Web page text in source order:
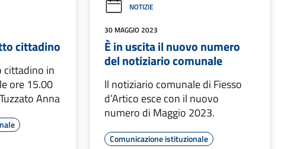
cittadino
cittadino in
ore 15.00
Anna
NOTIZIE
30 MAGGIO 2023
È in uscita il nuovo numero
del notiziario comunale
Il notiziario comunale di Fiesso
d’Artico esce con il nuovo
numero di Maggio 2023.
Comunicazione istituzionale